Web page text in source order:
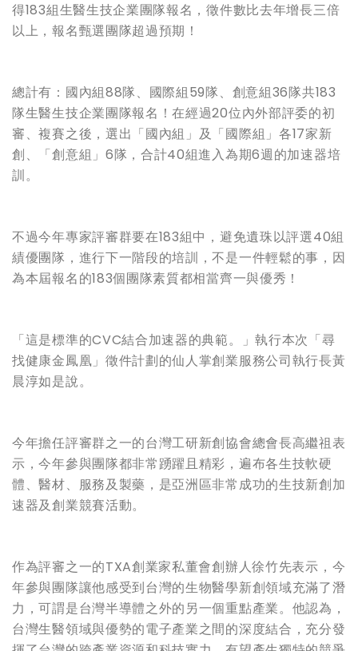
得183組生醫生技企業團隊報名，徵件數比去年增長三倍
以上，報名甄選團隊超過預期！
總計有：國內組88隊、國際組59隊、創意組36隊共183
隊生醫生技企業團隊報名！在經過20位內外部評委的初
審、複賽之後，選出「國內組」及「國際組」各17家新
創、「創意組」6隊，合計40組進入為期6週的加速器培
訓。
不過今年專家評審群要在183組中，避免遺珠以評選40組
績優團隊，進行下一階段的培訓，不是一件輕鬆的事，因
為本屆報名的183個團隊素質都相當齊一與優秀！
「這是標準的CVC結合加速器的典範。」執行本次「尋
找健康金鳳凰」徵件計劃的仙人掌創業服務公司執行長黃
晨淳如是說。
今年擔任評審群之一的台灣工研新創協會總會長高繼祖表
示，今年參與團隊都非常踴躍且精彩，遍布各生技軟硬
體、醫材、服務及製藥，是亞洲區非常成功的生技新創加
速器及創業競賽活動。
作為評審之一的TXA創業家私董會創辦人徐竹先表示，今
年參與團隊讓他感受到台灣的生物醫學新創領域充滿了潛
力，可謂是台灣半導體之外的另一個重點產業。他認為，
台灣生醫領域與優勢的電子產業之間的深度結合，充分發